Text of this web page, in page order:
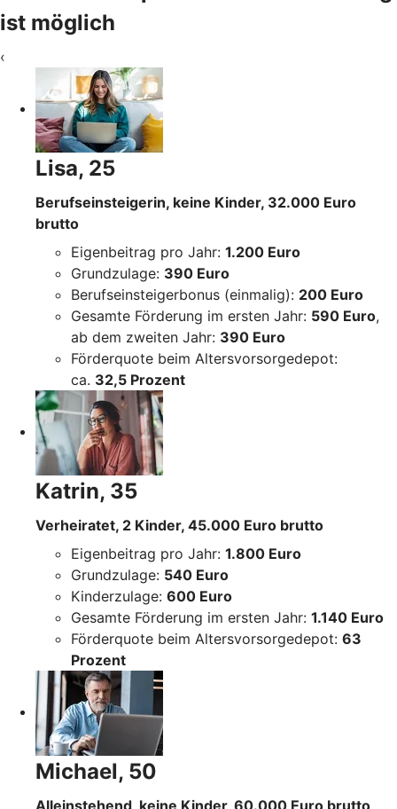
ist möglich
‹
Lisa, 25
Berufseinsteigerin, keine Kinder, 32.000 Euro
brutto
Eigenbeitrag pro Jahr: 1.200 Euro
Grundzulage: 390 Euro
Berufseinsteigerbonus (einmalig): 200 Euro
Gesamte Förderung im ersten Jahr: 590 Euro,
ab dem zweiten Jahr: 390 Euro
Förderquote beim Altersvorsorgedepot:
ca. 32,5 Prozent
Katrin, 35
Verheiratet, 2 Kinder, 45.000 Euro brutto
Eigenbeitrag pro Jahr: 1.800 Euro
Grundzulage: 540 Euro
Kinderzulage: 600 Euro
Gesamte Förderung im ersten Jahr: 1.140 Euro
Förderquote beim Altersvorsorgedepot: 63
Prozent
Michael, 50
Alleinstehend, keine Kinder, 60.000 Euro brutto